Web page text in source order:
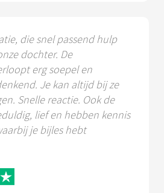
die snel passend hulp
dochter. De
erg soepel en
Je kan altijd bij ze
Snelle reactie. Ook de
lief en hebben kennis
je bijles hebt